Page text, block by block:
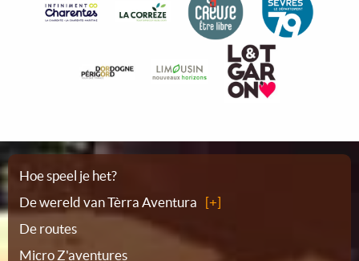
Plattegrond
Hoe speel je het?
De wereld van Tèrra Aventura
De routes
Micro Z'aventures